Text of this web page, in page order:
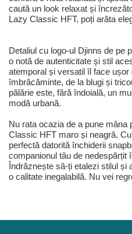
caută un look relaxat și
Lazy Classic HFT, poți arăta
Detaliul cu logo-ul Djinns de pe
o notă de autenticitate și stil
atemporal și versatil îl face
îmbrăcăminte, de la blugi și
pălărie este, fără îndoială, un
modă urbană.
Nu rata ocazia de a pune
Classic HFT maro și neagră.
perfectă datorită închiderii
companionul tău de nedespărțit
Îndrăznește să-ți etalezi stilul și
o calitate inegalabilă. Nu vei